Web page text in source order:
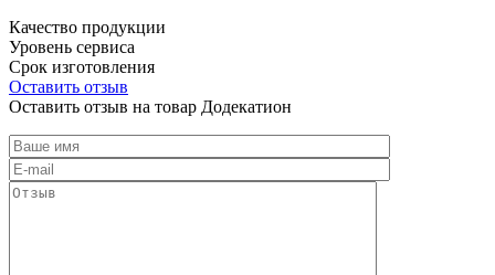
Качество продукции
Уровень сервиса
Срок изготовления
Оставить отзыв
Оставить отзыв на товар Додекатион